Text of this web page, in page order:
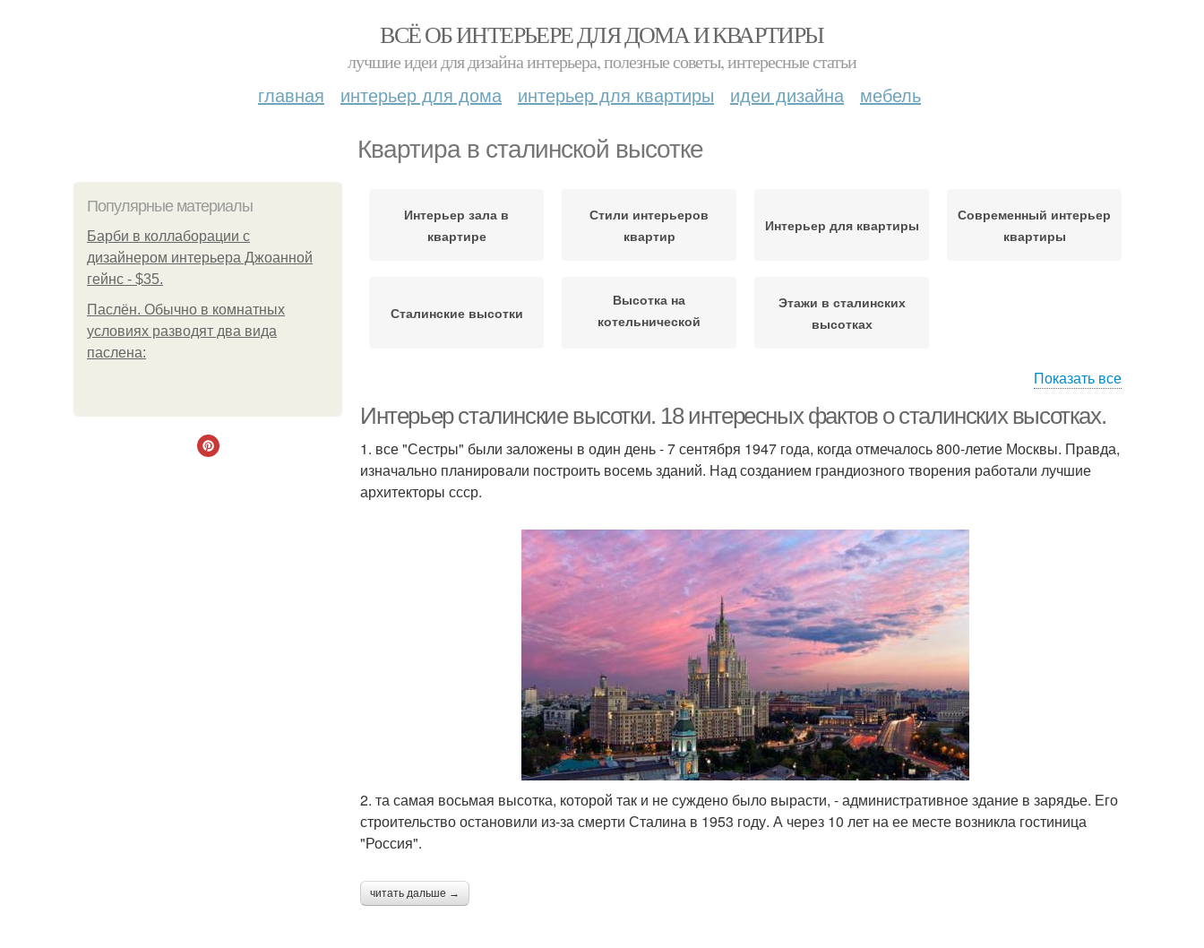
ВСЁ ОБ ИНТЕРЬЕРЕ ДЛЯ ДОМА И КВАРТИРЫ
лучшие идеи для дизайна интерьера, полезные советы, интересные статьи
главная интерьер для дома интерьер для квартиры идеи дизайна мебель
Квартира в сталинской высотке
Популярные материалы
Барби в коллаборации с
дизайнером интерьера Джоанной
гейнс - $35.
Паслён. Обычно в комнатных
условиях разводят два вида
паслена:
Интерьер зала в
квартире
Стили интерьеров
квартир
Интерьер для квартиры
Современный интерьер
квартиры
Сталинские высотки
Высотка на
котельнической
Этажи в сталинских
высотках
Показать все
Интерьер сталинские высотки. 18 интересных фактов о сталинских высотках.
1. все "Сестры" были заложены в один день - 7 сентября 1947 года, когда отмечалось 800-летие Москвы. Правда,
изначально планировали построить восемь зданий. Над созданием грандиозного творения работали лучшие
архитекторы ссср.
2. та самая восьмая высотка, которой так и не суждено было вырасти, - административное здание в зарядье. Его
строительство остановили из-за смерти Сталина в 1953 году. А через 10 лет на ее месте возникла гостиница
"Россия".
читать дальше →